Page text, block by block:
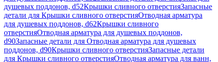
душевых поддонов, d52Крышки сливного отверстияЗапасные
детали для Крышки сливного отверстияОтводная арматура
для душевых поддонов, d62Крышки сливного
отверстияОтводная арматура для душевых поддонов,
d90Запасные детали для Отводная арматура для душевых
поддонов, d90Крышки сливного отверстияЗапасные детали
для Крышки сливного отверстияОтводная арматура для ванн,